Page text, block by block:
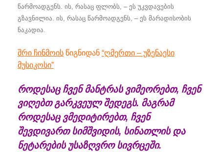
წარმოადგენს. ის, რასაც ფლობს, – ეს უკვდავების
გზავნილია. ის, რასაც წარმოადგენს, – ეს მარადისობის
ნაკადია.
შრი ჩინმოისწიგნიდან “ღმერთი – უზენაესი
მუსიკოსი”
როდესაც ჩვენ მანტრას ვიმეორებთ, ჩვენ
ვიღებთ გარკვეულ შედეგს. მაგრამ
როდესაცვმედიტირებთ, ჩვენ
შევდივართ სიმშვიდის, სინათლის და
ნეტარების უსაზღვრო სივრცეში.